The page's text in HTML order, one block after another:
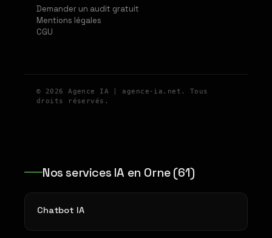
Demander un audit gratuit
Mentions légales
CGU
© 2026 Agence IA | agence-ia.net. Tous
droits réservés.
Nos services IA en Orne (61)
Chatbot IA